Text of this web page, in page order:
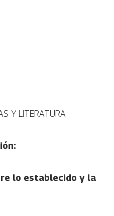
Y LITERATURA
lo establecido y la